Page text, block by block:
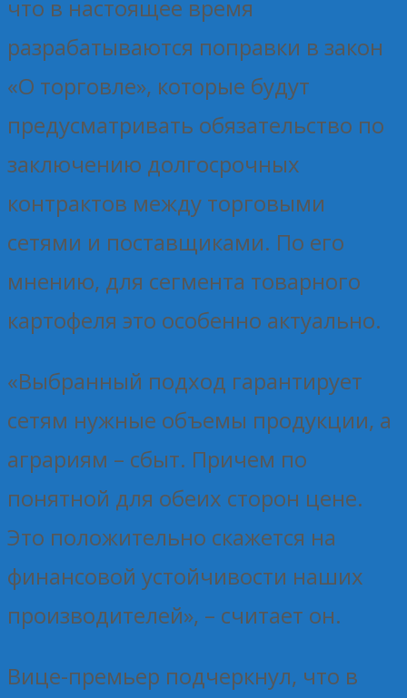
что в настоящее время
разрабатываются поправки в закон
«О торговле», которые будут
предусматривать обязательство по
заключению долгосрочных
контрактов между торговыми
сетями и поставщиками. По его
мнению, для сегмента товарного
картофеля это особенно актуально.
«Выбранный подход гарантирует
сетям нужные объемы продукции, а
аграриям – сбыт. Причем по
понятной для обеих сторон цене.
Это положительно скажется на
финансовой устойчивости наших
производителей», – считает он.
Вице-премьер подчеркнул, что в